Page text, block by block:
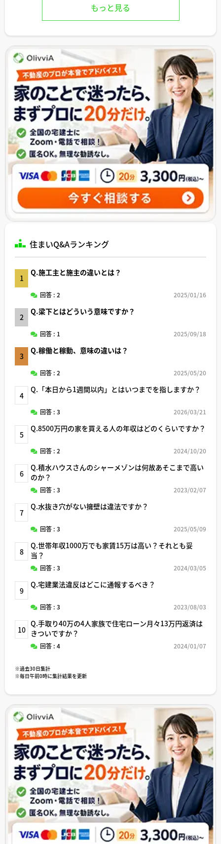
もっと見る
住まいQ&Aランキング
1
Q.施工主と施主の違いとは？
回答 : 2 2025/01/16
2
Q.梁下とはどういう意味ですか？
回答 : 1 2025/09/18
3
Q.稼働と稼動、意味の違いは？
回答 : 2 2025/05/20
4
Q.「本日から1週間以内」とはいつまでを指しますか？
回答 : 3 2026/03/21
5
Q.8500万円の家を買える人の年収はどのくらいですか？
回答 : 2 2024/10/20
6
Q.積水ハウスさんのシャーメゾンは何故あそこまで高い
のか？
回答 : 3 2023/02/07
7
Q.水抜き穴がない擁壁は違法ですか？
回答 : 3 2025/05/09
8
Q.世帯年収1000万でも家賃15万は高い？それとも妥
当？
回答 : 3 2024/03/05
9
Q.宅建業法違反はどこに通報するべき？
回答 : 3 2023/08/03
10
Q.手取り40万の4人家族で住宅ローン月々13万円返済は
きついですか？
回答 : 4 2024/01/07
※過去30日集計
※毎日午前0時に集計結果を更新